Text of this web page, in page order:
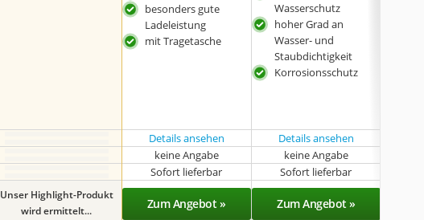
besonders gute
Ladeleistung
mit Tragetasche
Wasserschutz
hoher Grad an
Wasser- und
Staubdichtigkeit
Korrosionsschutz
Details ansehen Details ansehen
keine Angabe keine Angabe
Sofort lieferbar Sofort lieferbar
Unser Highlight-Produkt
wird ermittelt...
Zum Angebot » Zum Angebot »